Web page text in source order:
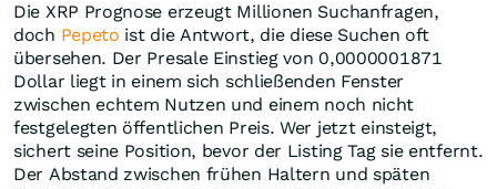
Die XRP Prognose erzeugt Millionen Suchanfragen,
doch Pepeto ist die Antwort, die diese Suchen oft
übersehen. Der Presale Einstieg von 0,0000001871
Dollar liegt in einem sich schließenden Fenster
zwischen echtem Nutzen und einem noch nicht
festgelegten öffentlichen Preis. Wer jetzt einsteigt,
sichert seine Position, bevor der Listing Tag sie entfernt.
Der Abstand zwischen frühen Haltern und späten